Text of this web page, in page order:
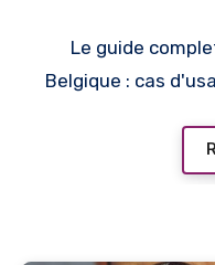
Le guide
Belgique : cas